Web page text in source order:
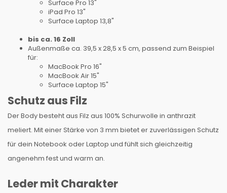
Surface Pro 13"
iPad Pro 13"
Surface Laptop 13,8"
bis ca. 16 Zoll
Außenmaße ca. 39,5 x 28,5 x 5 cm, passend zum Beispiel
für:
MacBook Pro 16"
MacBook Air 15"
Surface Laptop 15"
Schutz aus Filz
Der Body besteht aus Filz aus 100% Schurwolle in anthrazit
meliert. Mit einer Stärke von 3 mm bietet er zuverlässigen Schutz
für dein Notebook oder Laptop und fühlt sich gleichzeitig
angenehm fest und warm an.
Leder mit Charakter